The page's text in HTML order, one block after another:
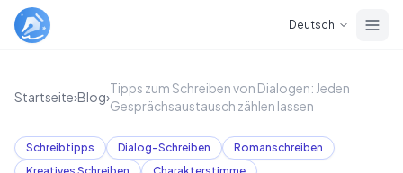
Deutsch
Startseite›Blog›
Tipps zum Schreiben von Dialogen: Jeden
Gesprächsaustausch zählen lassen
Schreibtipps Dialog-Schreiben
Romanschreiben